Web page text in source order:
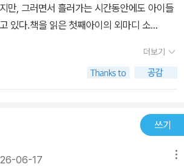
만, 그러면서 흘러가는 시간동안에도 아이들
있다.책을 읽은 첫째아이의 외마디 소
이러한 시공간 개념이 얼마나 어마어마했을
'의 시간개념이 아닌가.'숲'이라는 작은 자연
우리가 얼마나 자연에 무지하고 작은 존재인
에 이르기까지 다양하게 이루어진 생물들의
는펜선에 어린 느낌으로 '숲'에 '느낌'을 갖게 된
더보기
쓰기
06-17